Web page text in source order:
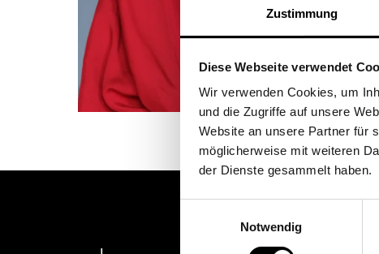
Zustimmung
Diese Webseite verwendet
Wir verwenden Cookies, um
und die Zugriffe auf unsere
Website an unsere Partner für
möglicherweise mit weiteren
der Dienste gesammelt haben.
Notwendig